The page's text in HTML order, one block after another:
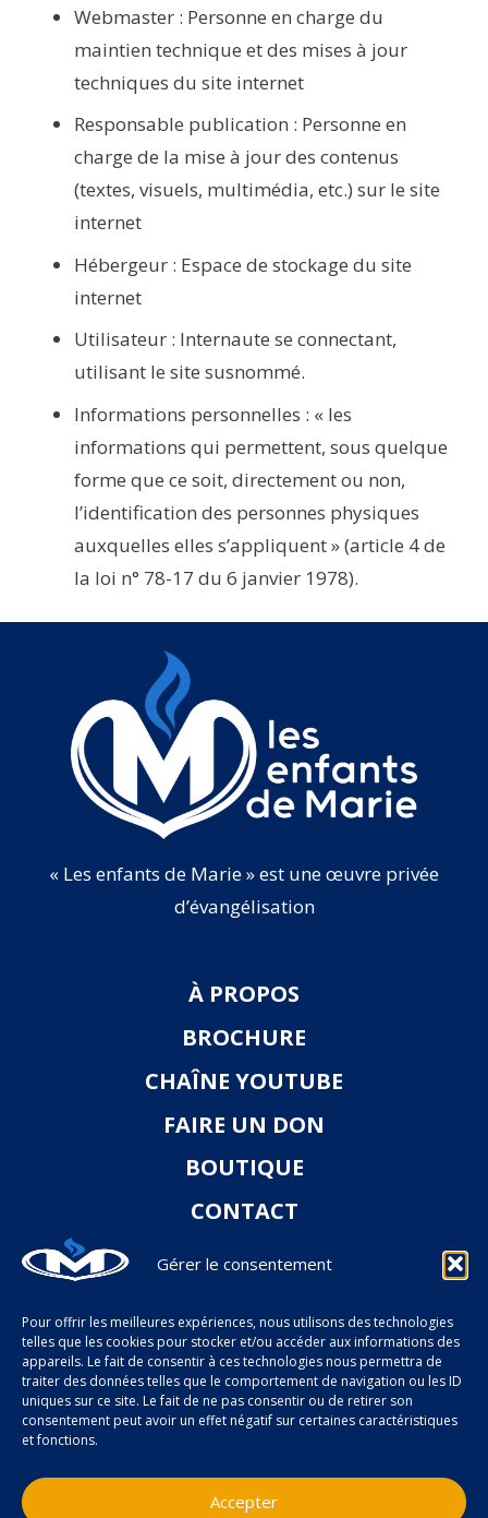
Gérer le consentement
Pour offrir les meilleures expériences, nous utilisons des technologies
telles que les cookies pour stocker et/ou accéder aux informations des
appareils. Le fait de consentir à ces technologies nous permettra de
traiter des données telles que le comportement de navigation ou les ID
uniques sur ce site. Le fait de ne pas consentir ou de retirer son
consentement peut avoir un effet négatif sur certaines caractéristiques
et fonctions.
Accepter
Webmaster : Personne en charge du
maintien technique et des mises à jour
techniques du site internet
Responsable publication : Personne en
charge de la mise à jour des contenus
(textes, visuels, multimédia, etc.) sur le site
internet
Hébergeur : Espace de stockage du site
internet
Utilisateur : Internaute se connectant,
utilisant le site susnommé.
Informations personnelles : « les
informations qui permettent, sous quelque
forme que ce soit, directement ou non,
l’identification des personnes physiques
auxquelles elles s’appliquent » (article 4 de
la loi n° 78-17 du 6 janvier 1978).
« Les enfants de Marie » est une œuvre privée
d’évangélisation
À PROPOS
BROCHURE
CHAÎNE YOUTUBE
FAIRE UN DON
BOUTIQUE
CONTACT
RECEVOIR LA NEWSLETTER